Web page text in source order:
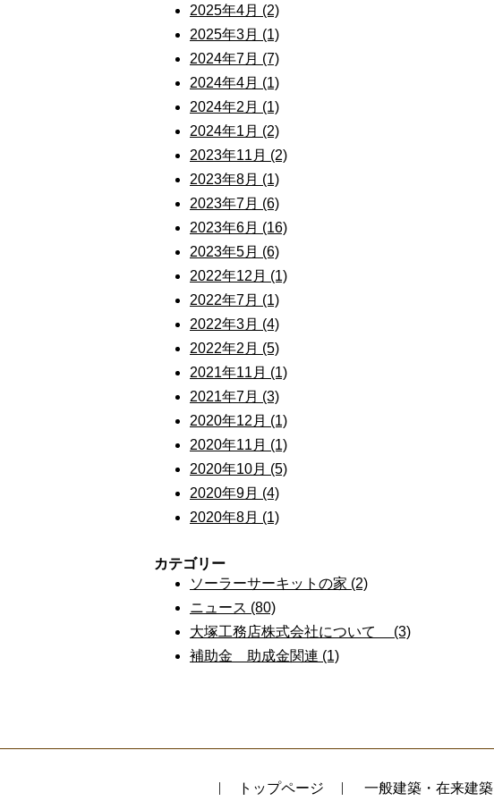
2025年4月 (2)
2025年3月 (1)
2024年7月 (7)
2024年4月 (1)
2024年2月 (1)
2024年1月 (2)
2023年11月 (2)
2023年8月 (1)
2023年7月 (6)
2023年6月 (16)
2023年5月 (6)
2022年12月 (1)
2022年7月 (1)
2022年3月 (4)
2022年2月 (5)
2021年11月 (1)
2021年7月 (3)
2020年12月 (1)
2020年11月 (1)
2020年10月 (5)
2020年9月 (4)
2020年8月 (1)
カテゴリー
ソーラーサーキットの家 (2)
ニュース (80)
大塚工務店株式会社について (3)
補助金 助成金関連 (1)
トップページ 一般建築・在来建築